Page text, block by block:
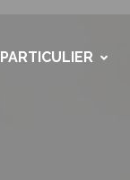
PARTICULIER